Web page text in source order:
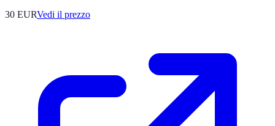
30 EURVedi il prezzo